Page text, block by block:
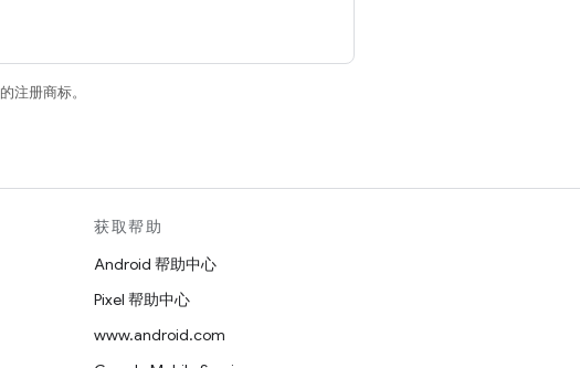
注册商标。
获取帮助
Android 帮助中心
Pixel 帮助中心
www.android.com